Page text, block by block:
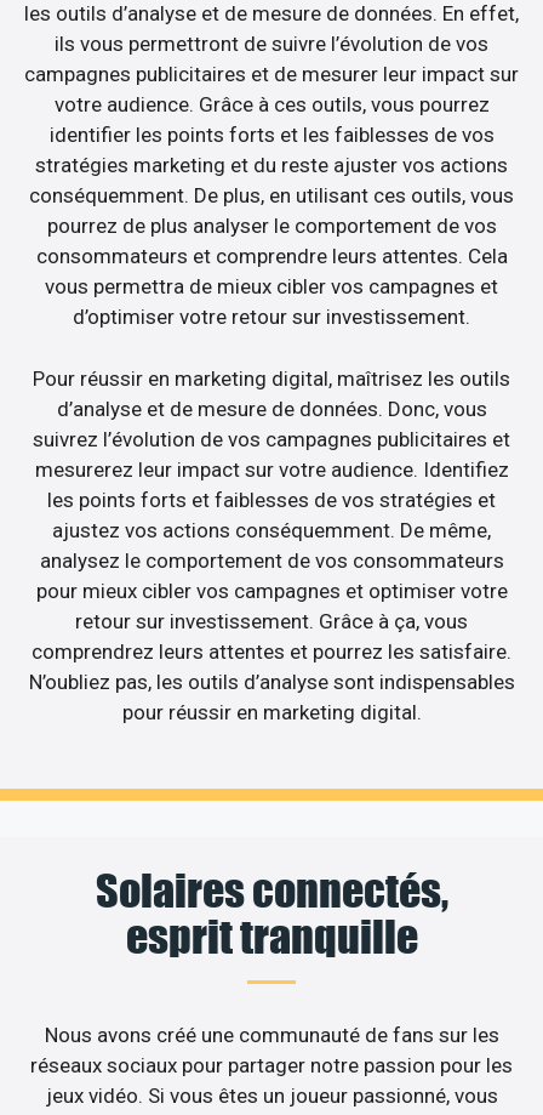
les outils d’analyse et de mesure de données. En effet,
ils vous permettront de suivre l’évolution de vos
campagnes publicitaires et de mesurer leur impact sur
votre audience. Grâce à ces outils, vous pourrez
identifier les points forts et les faiblesses de vos
stratégies marketing et du reste ajuster vos actions
conséquemment. De plus, en utilisant ces outils, vous
pourrez de plus analyser le comportement de vos
consommateurs et comprendre leurs attentes. Cela
vous permettra de mieux cibler vos campagnes et
d’optimiser votre retour sur investissement.
Pour réussir en marketing digital, maîtrisez les outils
d’analyse et de mesure de données. Donc, vous
suivrez l’évolution de vos campagnes publicitaires et
mesurerez leur impact sur votre audience. Identifiez
les points forts et faiblesses de vos stratégies et
ajustez vos actions conséquemment. De même,
analysez le comportement de vos consommateurs
pour mieux cibler vos campagnes et optimiser votre
retour sur investissement. Grâce à ça, vous
comprendrez leurs attentes et pourrez les satisfaire.
N’oubliez pas, les outils d’analyse sont indispensables
pour réussir en marketing digital.
Solaires connectés,
esprit tranquille
Nous avons créé une communauté de fans sur les
réseaux sociaux pour partager notre passion pour les
jeux vidéo. Si vous êtes un joueur passionné, vous